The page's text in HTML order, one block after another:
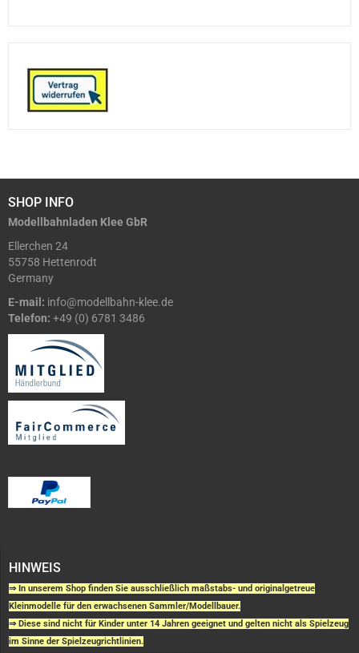
SHOP INFO
Modellbahnladen Klee GbR
Ellerchen 24
55758 Hettenrodt
Germany
E-mail: info@modellbahn-klee.de
Telefon: +49 (0) 6781 3486
HINWEIS
⇒ In unserem Shop finden Sie ausschließlich maßstabs- und originalgetreue
Kleinmodelle für den erwachsenen Sammler/Modellbauer.
⇒ Diese sind nicht für Kinder unter 14 Jahren geeignet und gelten nicht als Spielzeug
im Sinne der Spielzeugrichtlinien.